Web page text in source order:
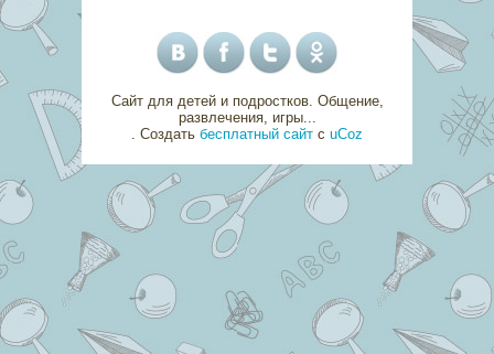
Сайт для детей и подростков. Общение,
развлечения, игры...
Создать бесплатный сайт с uCoz